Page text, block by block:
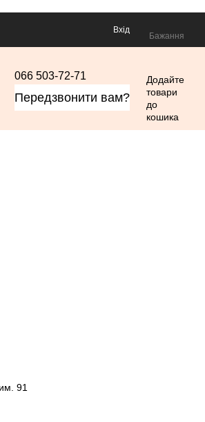
Вхід
Бажання
066 503-72-71
Передзвонити вам?
Додайте
товари
до
кошика
91